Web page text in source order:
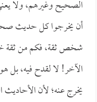
الصحيح وغيرهم، ولا
أن يخرجوا كل حديث
شخص ثقة، فكم من ثقة
الآخر! لا لقدح فيه، بل
يخرج عنه؛ لأن